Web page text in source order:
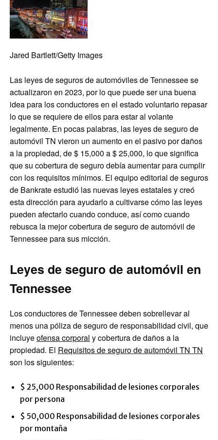
Jared Bartlett/Getty Images
Las leyes de seguros de automóviles de Tennessee se
actualizaron en 2023, por lo que puede ser una buena
idea para los conductores en el estado voluntario repasar
lo que se requiere de ellos para estar al volante
legalmente. En pocas palabras, las leyes de seguro de
automóvil TN vieron un aumento en el pasivo por daños
a la propiedad, de $ 15,000 a $ 25,000, lo que significa
que su cobertura de seguro debía aumentar para cumplir
con los requisitos mínimos. El equipo editorial de seguros
de Bankrate estudió las nuevas leyes estatales y creó
esta dirección para ayudarlo a cultivarse cómo las leyes
pueden afectarlo cuando conduce, así como cuando
rebusca la mejor cobertura de seguro de automóvil de
Tennessee para sus micción.
Leyes de seguro de automóvil en
Tennessee
Los conductores de Tennessee deben sobrellevar al
menos una póliza de seguro de responsabilidad civil, que
incluyeofensa corporal y cobertura de daños a la
propiedad. El Requisitos de seguro de automóvil TN TN
son los siguientes:
$ 25,000 Responsabilidad de lesiones corporales
por persona
$ 50,000 Responsabilidad de lesiones corporales
por montaña